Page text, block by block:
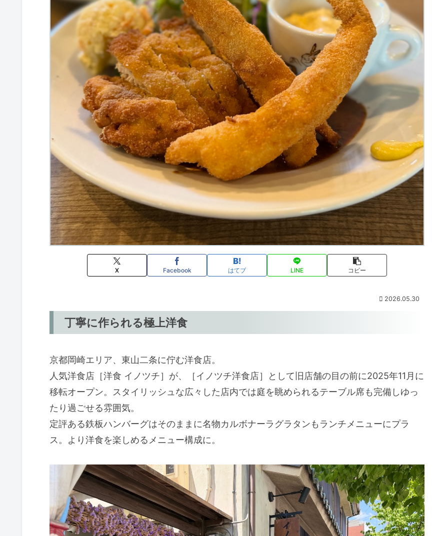
X Facebook はてブ LINE コピー
2026.05.30
丁寧に作られる極上洋食
京都岡崎エリア、東山二条に佇む洋食店。
人気洋食店［洋食 イノツチ］が、［イノツチ洋食店］として旧店舗の目の前に2025年11月に
移転オープン。スタイリッシュな広々した店内では庭を眺められるテーブル席も完備しゆっ
たり過ごせる雰囲気。
定評ある鉄板ハンバーグはそのままに名物カルボナーラグラタンもランチメニューにプラ
ス。より洋食を楽しめるメニュー構成に。